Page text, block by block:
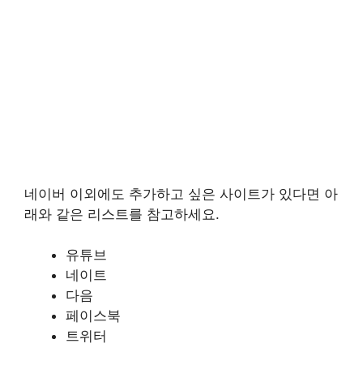
네이버 이외에도 추가하고 싶은 사이트가 있다면 아
래와 같은 리스트를 참고하세요.
유튜브
네이트
다음
페이스북
트위터